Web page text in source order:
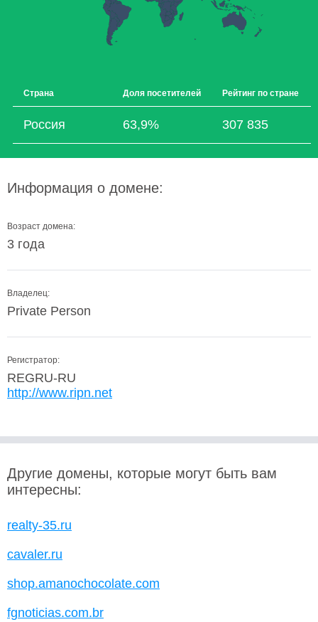
Страна Доля посетителей Рейтинг по стране
Россия 63,9% 307 835
Информация о домене:
Возраст домена:
3 года
Владелец:
Private Person
Регистратор:
REGRU-RU
http://www.ripn.net
Другие домены, которые могут быть вам
интересны:
realty-35.ru
cavaler.ru
shop.amanochocolate.com
fgnoticias.com.br